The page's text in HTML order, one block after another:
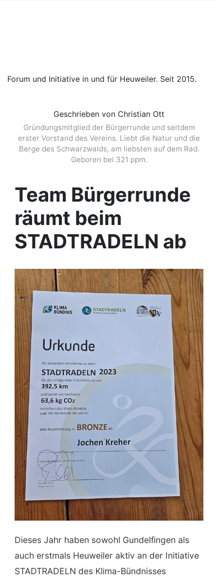
Forum und Initiative in und für Heuweiler. Seit 2015.
Geschrieben von Christian Ott
Gründungsmitglied der Bürgerrunde und seitdem
erster Vorstand des Vereins. Liebt die Natur und die
Berge des Schwarzwalds, am liebsten auf dem Rad.
Geboren bei 321 ppm.
Team Bürgerrunde
räumt beim
STADTRADELN ab
Dieses Jahr haben sowohl Gundelfingen als
auch erstmals Heuweiler aktiv an der Initiative
STADTRADELN des Klima-Bündnisses